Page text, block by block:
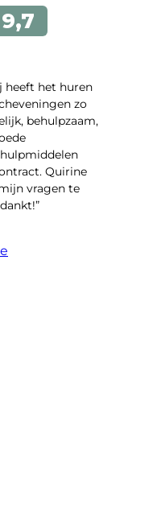
heeft het huren
zo
behulpzaam,
Quirine
vragen te